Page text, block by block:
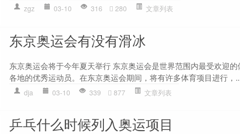
zgz 03-10 316 280 文章列表
东京奥运会有没有滑冰
东京奥运会将于今年夏天举行 东京奥运会是世界范围内最受欢迎
各地的优秀运动员。在东京奥运会期间，将有许多体育项目进行，
dja 03-10 339 877 文章列表
乒乓什么时候列入奥运项目